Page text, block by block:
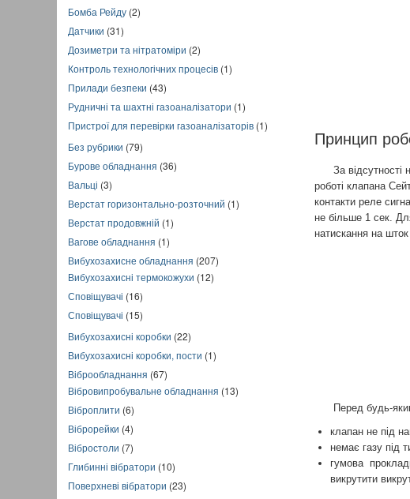
Бомба Рейду (2)
Датчики (31)
Дозиметри та нітратоміри (2)
Контроль технологічних процесів (1)
Прилади безпеки (43)
Рудничні та шахтні газоаналізатори (1)
Пристрої для перевірки газоаналізаторів (1)
Без рубрики (79)
Бурове обладнання (36)
Вальці (3)
Верстат горизонтально-розточний (1)
Верстат продовжній (1)
Вагове обладнання (1)
Вибухозахисне обладнання (207)
Вибухозахисні термокожухи (12)
Сповіщувачі (16)
Сповіщувачі (15)
Вибухозахисні коробки (22)
Вибухозахисні коробки, пости (1)
Віброобладнання (67)
Вібровипробувальне обладнання (13)
Віброплити (6)
Віброрейки (4)
Вібростоли (7)
Глибинні вібратори (10)
Поверхневі вібратори (23)
Принцип
За відсутності
роботі клапана
контакти реле
не більше 1 сек.
натискання на шток
Перед будь-
клапан не під
немає газу під
гумова
викрутити